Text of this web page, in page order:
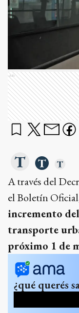
Ads
A través del
el Boletín
incremento
transporte
próximo 1 de
¿qué querés